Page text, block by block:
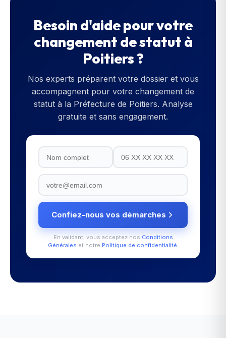
Besoin d'aide pour votre
changement de statut à
Poitiers?
Nos experts préparent votre dossier et vous
accompagnent pour votre changement de
statutà la Préfecture de Poitiers. Analyse
gratuite et sans engagement.
Confiez-nous vos démarches
En validant, vous acceptez nos Conditions
Générales et notre Politique de confidentialité.